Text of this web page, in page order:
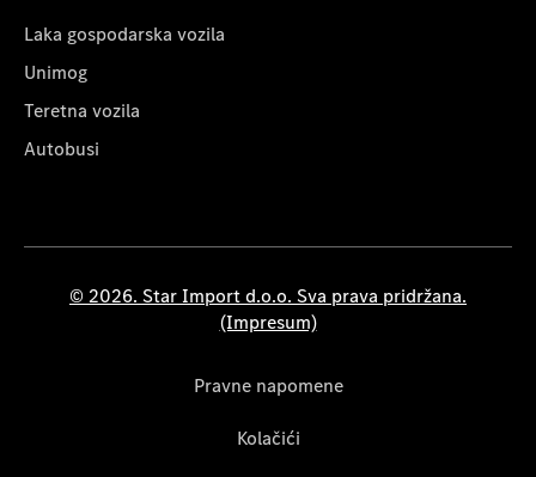
Laka gospodarska vozila
Unimog
Teretna vozila
Autobusi
© 2026. Star Import d.o.o. Sva prava pridržana.
(Impresum)
Pravne napomene
Kolačići